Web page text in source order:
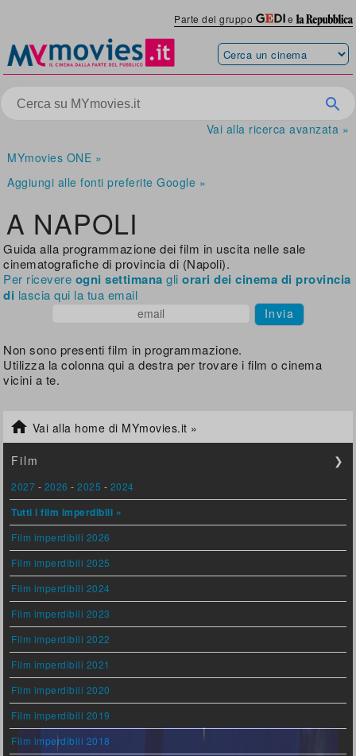
Parte del gruppo e
Vai alla ricerca avanzata »
MYmovies ONE »
Aggiungi alle fonti preferite Google »
A NAPOLI
Guida alla programmazione dei film in uscita nelle sale
cinematografiche di provincia di (Napoli).
Per ricevere ogni settimana gliorari dei cinema di provincia
di lascia qui la tua email
Invia
Non sono presenti film in programmazione.
Utilizza la colonna qui a destra per trovare i film o cinema
vicini a te.
 Vai alla home di MYmovies.it »
Film ❯
2027 - 2026 -2025 - 2024
Tutti i film imperdibili »
Film imperdibili 2026
Film imperdibili 2025
Film imperdibili 2024
Film imperdibili 2023
Film imperdibili 2022
Film imperdibili 2021
Film imperdibili 2020
Film imperdibili 2019
Film imperdibili 2018